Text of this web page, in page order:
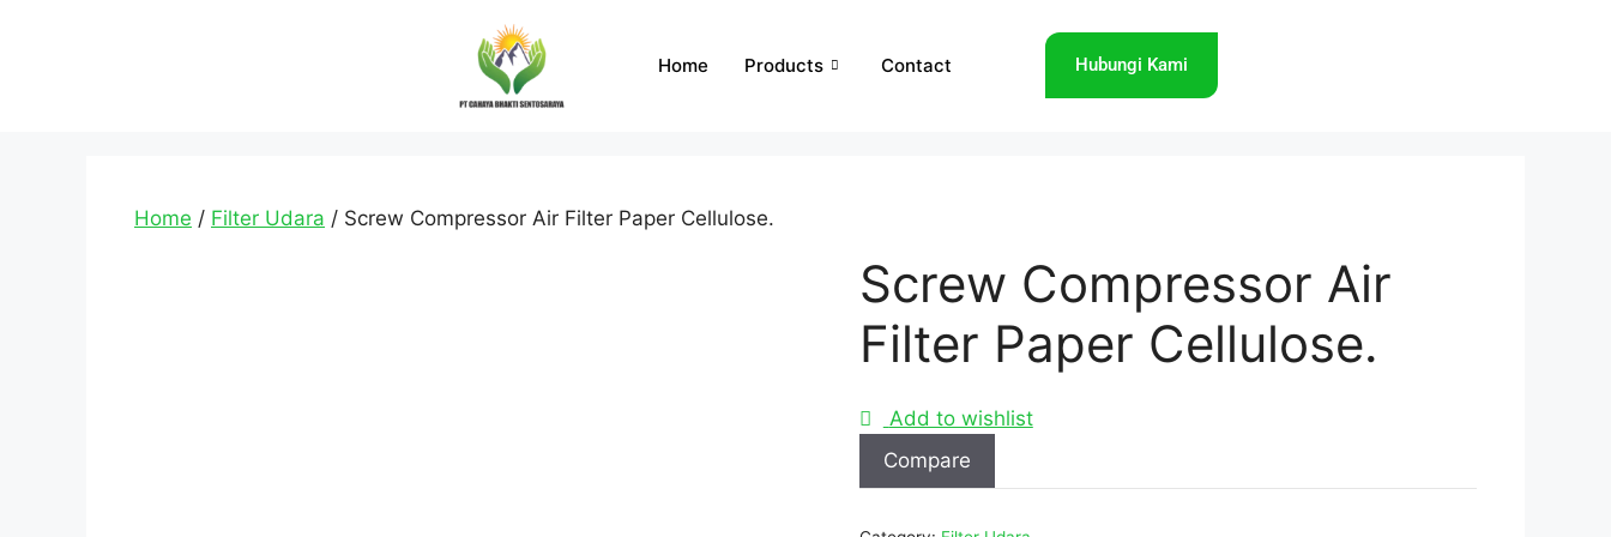
Home Products Contact Hubungi Kami
Home / Filter Udara / Screw Compressor Air Filter Paper Cellulose.
Screw Compressor Air
Filter Paper Cellulose.
Add to wishlist
Compare